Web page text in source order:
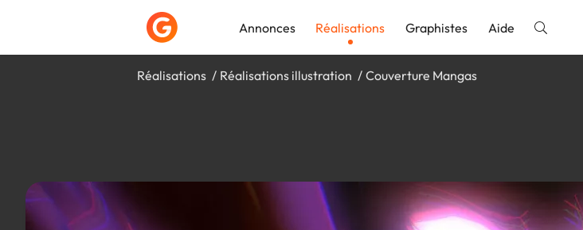
Annonces Réalisations Graphistes Aide
Réalisations Réalisations illustration Couverture Mangas